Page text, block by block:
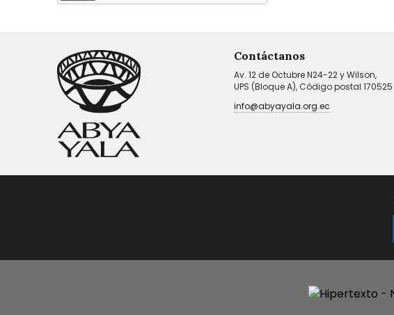
Contáctanos
Av. 12 de Octubre N24-22 y Wilson,
UPS (Bloque A), Código postal 170525
info@abyayala.org.ec